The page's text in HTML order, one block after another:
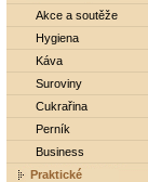
Akce a soutěže
Hygiena
Káva
Suroviny
Cukrařina
Perník
Business
Praktické